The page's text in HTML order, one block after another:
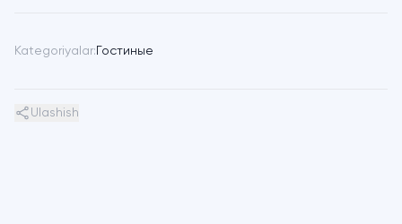
Kategoriyalar: Гостиные
Ulashish